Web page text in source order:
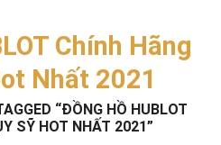
Chính Hãng
Nhất 2021
“ĐỒNG HỒ HUBLOT
SỸ HOT NHẤT 2021”